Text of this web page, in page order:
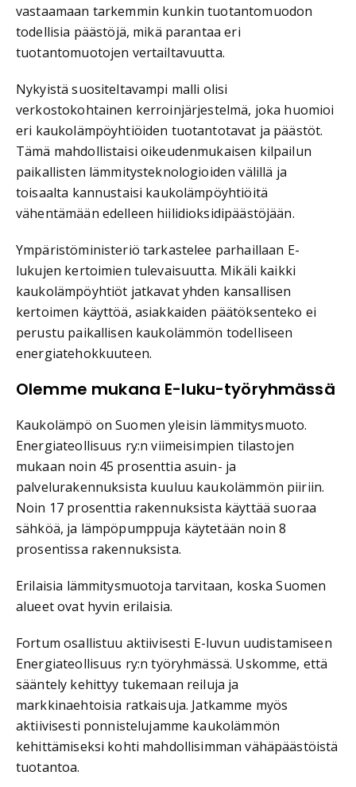
vastaamaan tarkemmin kunkin tuotantomuodon
todellisia päästöjä, mikä parantaa eri
tuotantomuotojen vertailtavuutta.
Nykyistä suositeltavampi malli olisi
verkostokohtainen kerroinjärjestelmä, joka huomioi
eri kaukolämpöyhtiöiden tuotantotavat ja päästöt.
Tämä mahdollistaisi oikeudenmukaisen kilpailun
paikallisten lämmitysteknologioiden välillä ja
toisaalta kannustaisi kaukolämpöyhtiöitä
vähentämään edelleen hiilidioksidipäästöjään.
Ympäristöministeriö tarkastelee parhaillaan E-
lukujen kertoimien tulevaisuutta. Mikäli kaikki
kaukolämpöyhtiöt jatkavat yhden kansallisen
kertoimen käyttöä, asiakkaiden päätöksenteko ei
perustu paikallisen kaukolämmön todelliseen
energiatehokkuuteen.
Olemme mukana E-luku-työryhmässä
Kaukolämpö on Suomen yleisin lämmitysmuoto.
Energiateollisuus ry:n viimeisimpien tilastojen
mukaan noin 45 prosenttia asuin- ja
palvelurakennuksista kuuluu kaukolämmön piiriin.
Noin 17 prosenttia rakennuksista käyttää suoraa
sähköä, ja lämpöpumppuja käytetään noin 8
prosentissa rakennuksista.
Erilaisia lämmitysmuotoja tarvitaan, koska Suomen
alueet ovat hyvin erilaisia.
Fortum osallistuu aktiivisesti E-luvun uudistamiseen
Energiateollisuus ry:n työryhmässä. Uskomme, että
sääntely kehittyy tukemaan reiluja ja
markkinaehtoisia ratkaisuja. Jatkamme myös
aktiivisesti ponnistelujamme kaukolämmön
kehittämiseksi kohti mahdollisimman vähäpäästöistä
tuotantoa.